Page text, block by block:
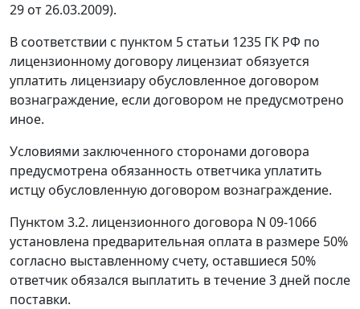
29 от 26.03.2009).
В соответствии с пунктом 5 статьи 1235 ГК РФ по
лицензионному договору лицензиат обязуется
уплатить лицензиару обусловленное договором
вознаграждение, если договором не предусмотрено
иное.
Условиями заключенного сторонами договора
предусмотрена обязанность ответчика уплатить
истцу обусловленную договором вознаграждение.
Пунктом 3.2. лицензионного договора N 09-1066
установлена предварительная оплата в размере 50%
согласно выставленному счету, оставшиеся 50%
ответчик обязался выплатить в течение 3 дней после
поставки.